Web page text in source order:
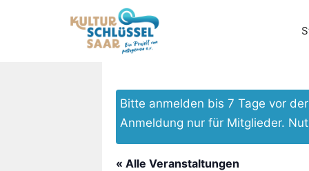
Bitte anmelden bis 7 Tage vor
Anmeldung nur für Mitglieder.
« Alle Veranstaltungen